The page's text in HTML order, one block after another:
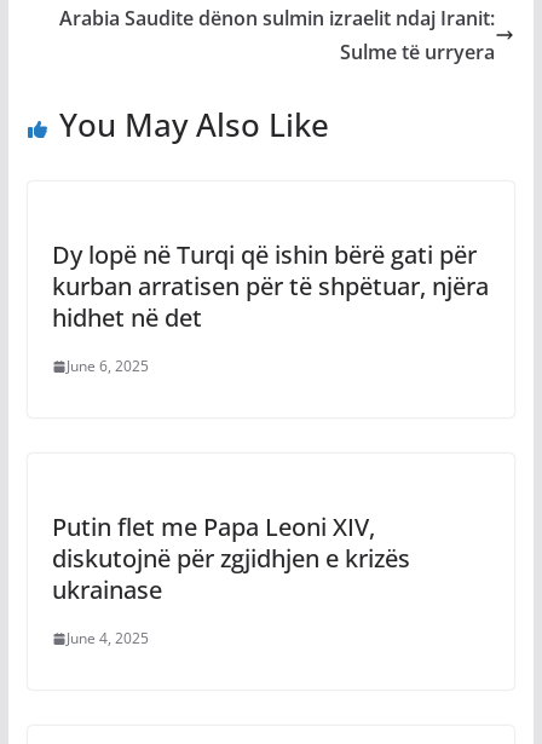
Arabia Saudite dënon sulmin izraelit ndaj Iranit:
Sulme të urryera
You May Also Like
Dy lopë në Turqi që ishin bërë gati për
kurban arratisen për të shpëtuar, njëra
hidhet në det
June 6, 2025
Putin flet me Papa Leoni XIV,
diskutojnë për zgjidhjen e krizës
ukrainase
June 4, 2025